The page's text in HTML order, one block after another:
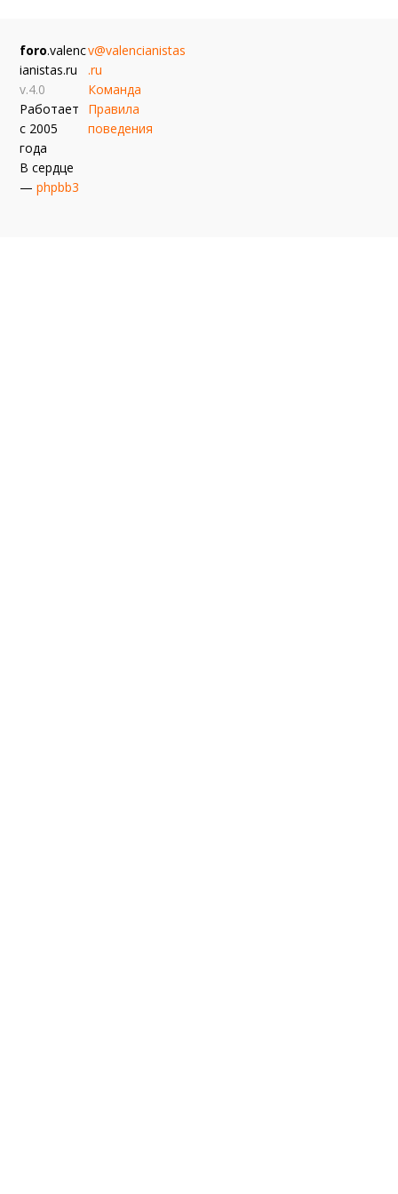
foro.valenc
ianistas.ru
v.4.0
Работает
с 2005
года
В сердце
—phpbb3
v@valencianistas
.ru
Команда
Правила
поведения